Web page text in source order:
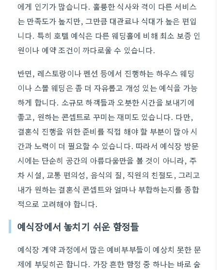
에게 인기가 많습니다. 훌륭한 식사와 격이 다른 서비스
는 만족도가 높지만, 그만큼 대관료나 식대가 높은 편입
니다. 특히 호텔 예식은 다른 웨딩홀에 비해 최소 보증 인
원이나 예약 조건이 까다로울 수 있습니다.
반면, 레스토랑이나 펜션 등에서 진행하는 하우스 웨딩
이나 스몰 웨딩은 좀 더 자유롭고 개성 있는 예식을 가능
하게 합니다. 소규모 하객들과 오붓한 시간을 보내기에
좋고, 원하는 콘셉트로 꾸미는 재미도 있습니다. 다만,
결혼식 진행을 위한 준비를 직접 해야 할 부분이 많아 시
간과 노력이 더 필요할 수 있습니다. 따라서 예식장 방문
시에는 단순히 공간의 아름다움만을 볼 것이 아니라, 주
차 시설, 교통 편의성, 음식의 질, 직원의 친절도, 그리고
내가 원하는 결혼식 콘셉트와 얼마나 부합하는지를 종합
적으로 고려해야 합니다.
예식장에서 놓치기 쉬운 함정들
예식장 계약 과정에서 많은 예비부부들이 예상치 못한 문
제에 부딪히곤 합니다. 가장 흔한 함정 중 하나는 바로 숨